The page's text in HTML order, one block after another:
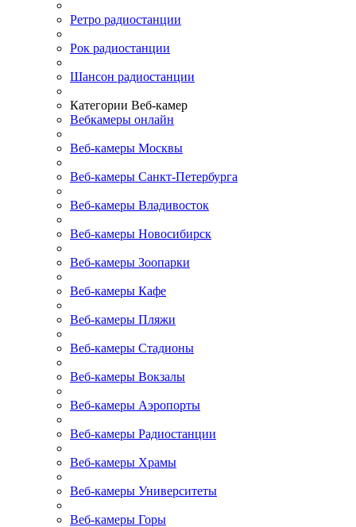
Ретро радиостанции
Рок радиостанции
Шансон радиостанции
Категории Веб-камер
Вебкамеры онлайн
Веб-камеры Москвы
Веб-камеры Санкт-Петербурга
Веб-камеры Владивосток
Веб-камеры Новосибирск
Веб-камеры Зоопарки
Веб-камеры Кафе
Веб-камеры Пляжи
Веб-камеры Стадионы
Веб-камеры Вокзалы
Веб-камеры Аэропорты
Веб-камеры Радиостанции
Веб-камеры Храмы
Веб-камеры Университеты
Веб-камеры Горы